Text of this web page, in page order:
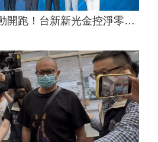
減碳行動開跑！台新新光金控淨零論壇登場